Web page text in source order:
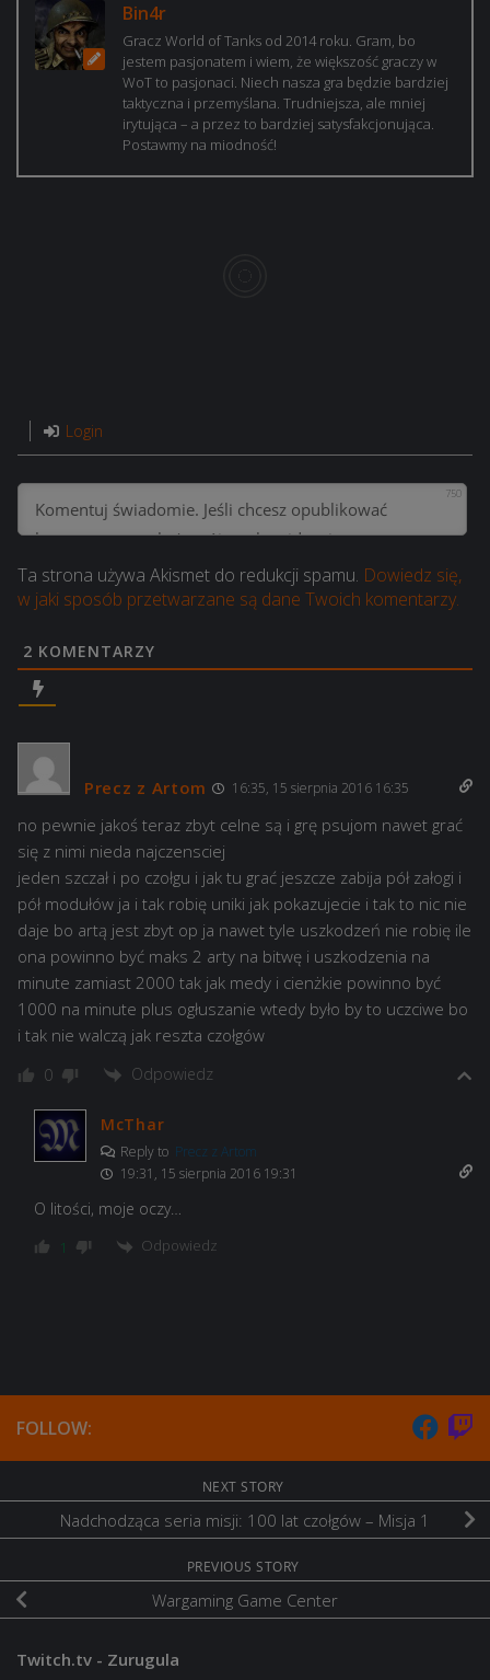
Bin4r
Gracz World of Tanks od 2014 roku. Gram, bo
jestem pasjonatem i wiem, że większość graczy w
WoT to pasjonaci. Niech nasza gra będzie bardziej
taktyczna i przemyślana. Trudniejsza, ale mniej
irytująca – a przez to bardziej satysfakcjonująca.
Postawmy na miodność!
Login
750
Ta strona używa Akismet do redukcji spamu. Dowiedz się,
w jaki sposób przetwarzane są dane Twoich komentarzy.
2 KOMENTARZY
Precz z Artom 16:35, 15 sierpnia 2016 16:35
no pewnie jakoś teraz zbyt celne są i grę psujom nawet grać
się z nimi nieda najczensciej
jeden szczał i po czołgu i jak tu grać jeszcze zabija pół załogi i
pół modułów ja i tak robię uniki jak pokazujecie i tak to nic nie
daje bo artą jest zbyt op ja nawet tyle uszkodzeń nie robię ile
ona powinno być maks 2 arty na bitwę i uszkodzenia na
minute zamiast 2000 tak jak medy i cienżkie powinno być
1000 na minute plus ogłuszanie wtedy było by to uczciwe bo
i tak nie walczą jak reszta czołgów
0 Odpowiedz
McThar
Reply to Precz z Artom
19:31, 15 sierpnia 2016 19:31
O litości, moje oczy…
1 Odpowiedz
FOLLOW:
NEXT STORY
Nadchodząca seria misji: 100 lat czołgów – Misja 1
PREVIOUS STORY
Wargaming Game Center
Twitch.tv - Zurugula